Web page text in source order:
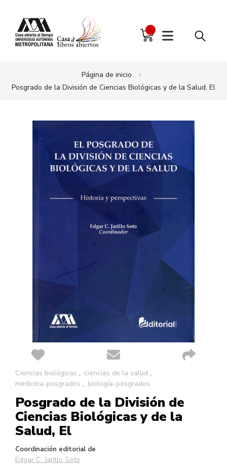
Página de inicio
Posgrado de la División de Ciencias Biológicas y de la Salud, El
Saltar
galería
Ciencias biológicas
ciencias de la salud
medicina-posgrados
biología-posgrados
Posgrado de la División de
Ciencias Biológicas y de la
Salud, El
Coordinación editorial de
Edgar C. Jarillo Soto